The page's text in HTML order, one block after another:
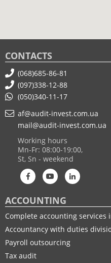
CONTACTS
(068)685-86-81
(097)338-12-88
(050)340-11-17
af@audit-invest.com.ua
mail@audit-invest.com.ua
Working hours
Mn-Fr: 08:00-19:00,
St, Sn - weekend
ACCOUNTING
Complete accounting services
Accountancy with duties
Payroll outsourcing
Tax audit